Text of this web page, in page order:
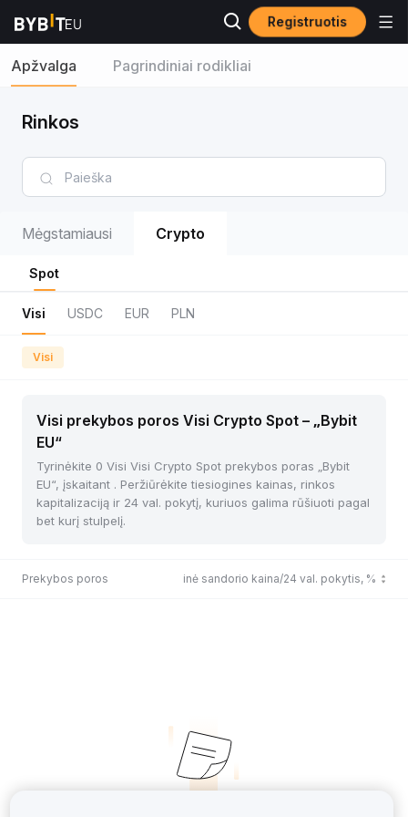
Registruotis
Apžvalga Pagrindiniai rodikliai
Rinkos
Mėgstamiausi Crypto
Spot
Visi USDC EUR PLN
Visi
Visi prekybos poros Visi Crypto Spot – „Bybit
EU“
Tyrinėkite 0 Visi Visi Crypto Spot prekybos poras „Bybit
EU“, įskaitant . Peržiūrėkite tiesiogines kainas, rinkos
kapitalizaciją ir 24 val. pokytį, kuriuos galima rūšiuoti pagal
bet kurį stulpelį.
Prekybos poros Paskutinė sandorio kaina/24 val. pokytis, %